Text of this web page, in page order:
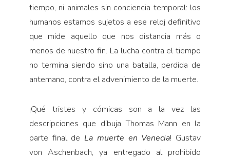
tiempo, ni animales sin conciencia temporal: los
humanos estamos sujetos a ese reloj definitivo
que mide aquello que nos distancia más o
menos de nuestro fin. La lucha contra el tiempo
no termina siendo sino una batalla, perdida de
antemano, contra el advenimiento de la muerte.
¡Qué tristes y cómicas son a la vez las
descripciones que dibuja Thomas Mann en la
parte final de La muerte en Venecia! Gustav
von Aschenbach, ya entregado al prohibido